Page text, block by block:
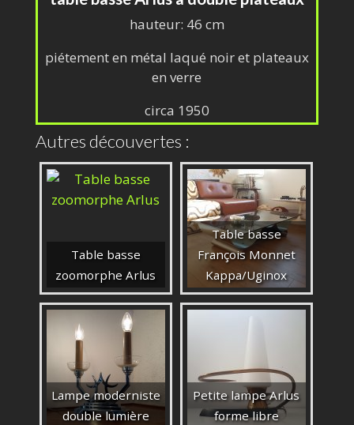
hauteur: 46 cm
piétement en métal laqué noir et plateaux
en verre
circa 1950
Autres découvertes :
Table basse
zoomorphe Arlus
Table basse
François Monnet
Kappa/Uginox
Lampe moderniste
double lumière
Petite lampe Arlus
forme libre